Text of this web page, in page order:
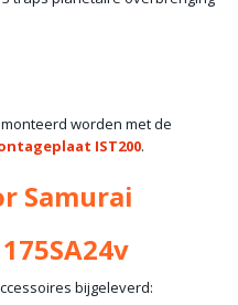
worden met de
IST200.
Samurai
bijgeleverd: